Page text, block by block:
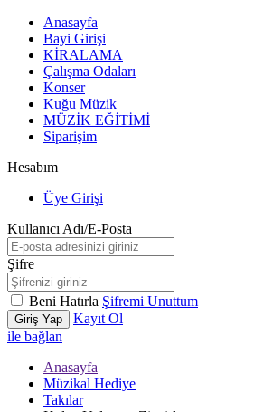
Anasayfa
Bayi Girişi
KİRALAMA
Çalışma Odaları
Konser
Kuğu Müzik
MÜZİK EĞİTİMİ
Siparişim
Hesabım
Üye Girişi
Kullanıcı Adı/E-Posta
Şifre
Beni Hatırla Şifremi Unuttum
Giriş Yap
Kayıt Ol
ile bağlan
Anasayfa
Müzikal Hediye
Takılar